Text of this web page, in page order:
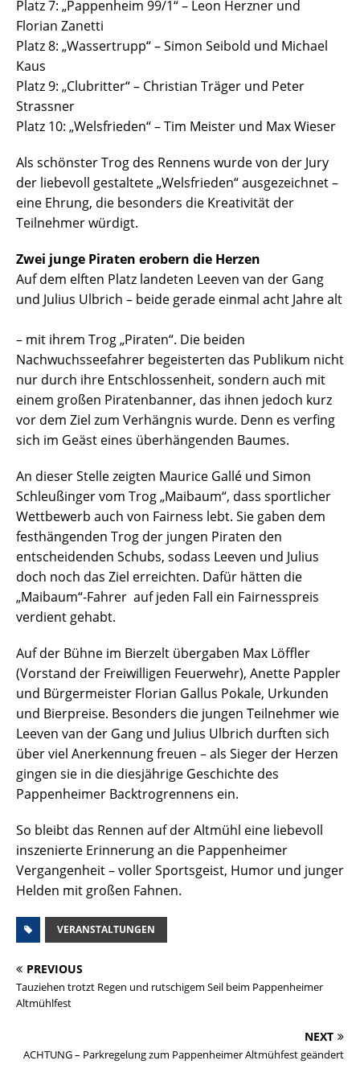
Platz 7: „Pappenheim 99/1“ – Leon Herzner und
Florian Zanetti
Platz 8: „Wassertrupp“ – Simon Seibold und Michael
Kaus
Platz 9: „Clubritter“ – Christian Träger und Peter
Strassner
Platz 10: „Welsfrieden“ – Tim Meister und Max Wieser
Als schönster Trog des Rennens wurde von der Jury
der liebevoll gestaltete „Welsfrieden“ ausgezeichnet –
eine Ehrung, die besonders die Kreativität der
Teilnehmer würdigt.
Zwei junge Piraten erobern die Herzen
Auf dem elften Platz landeten Leeven van der Gang
und Julius Ulbrich – beide gerade einmal acht Jahre alt
– mit ihrem Trog „Piraten“. Die beiden
Nachwuchsseefahrer begeisterten das Publikum nicht
nur durch ihre Entschlossenheit, sondern auch mit
einem großen Piratenbanner, das ihnen jedoch kurz
vor dem Ziel zum Verhängnis wurde. Denn es verfing
sich im Geäst eines überhängenden Baumes.
An dieser Stelle zeigten Maurice Gallé und Simon
Schleußinger vom Trog „Maibaum“, dass sportlicher
Wettbewerb auch von Fairness lebt. Sie gaben dem
festhängenden Trog der jungen Piraten den
entscheidenden Schubs, sodass Leeven und Julius
doch noch das Ziel erreichten. Dafür hätten die
„Maibaum“-Fahrer auf jeden Fall ein Fairnesspreis
verdient gehabt.
Auf der Bühne im Bierzelt übergaben Max Löffler
(Vorstand der Freiwilligen Feuerwehr), Anette Pappler
und Bürgermeister Florian Gallus Pokale, Urkunden
und Bierpreise. Besonders die jungen Teilnehmer wie
Leeven van der Gang und Julius Ulbrich durften sich
über viel Anerkennung freuen – als Sieger der Herzen
gingen sie in die diesjährige Geschichte des
Pappenheimer Backtrogrennens ein.
So bleibt das Rennen auf der Altmühl eine liebevoll
inszenierte Erinnerung an die Pappenheimer
Vergangenheit – voller Sportsgeist, Humor und junger
Helden mit großen Fahnen.
VERANSTALTUNGEN
PREVIOUS
Tauziehen trotzt Regen und rutschigem Seil beim Pappenheimer
Altmühlfest
NEXT
ACHTUNG – Parkregelung zum Pappenheimer Altmühfest geändert